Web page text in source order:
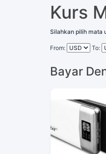
Kurs
Silahkan pilih mata
From: To:
Bayar